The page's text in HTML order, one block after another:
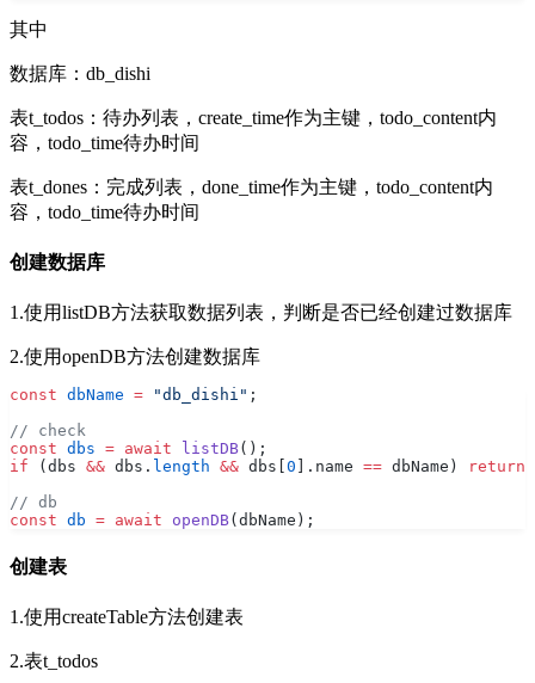
其中
数据库：db_dishi
表t_todos：待办列表，create_time作为主键，todo_content内
容，todo_time待办时间
表t_dones：完成列表，done_time作为主键，todo_content内
容，todo_time待办时间
创建数据库
1.使用listDB方法获取数据列表，判断是否已经创建过数据库
2.使用openDB方法创建数据库
const dbName = "db_dishi" ;
// check
const dbs = await listDB();
if (dbs && dbs. length && dbs[ 0 ].name == dbName) return
// db
const db = await openDB(dbName);
创建表
1.使用createTable方法创建表
2.表t_todos